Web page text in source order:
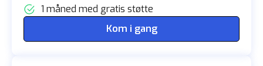
1 måned med gratis støtte
Kom i gang